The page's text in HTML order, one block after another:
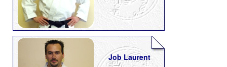
Job Laurent